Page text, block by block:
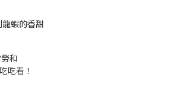
蝦的香甜
和
吃看！